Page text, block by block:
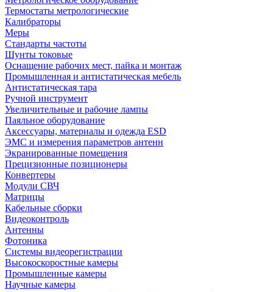
Термостаты метрологические
Калибраторы
Меры
Стандарты частоты
Шунты токовые
Оснащение рабочих мест, пайка и монтаж
Промышленная и антистатическая мебель
Антистатическая тара
Ручной инструмент
Увеличительные и рабочие лампы
Паяльное оборудование
Аксессуары, материалы и одежда ESD
ЭМС и измерения параметров антенн
Экранированные помещения
Прецизионные позиционеры
Конвертеры
Модули СВЧ
Матрицы
Кабельные сборки
Видеоконтроль
Антенны
Фотоника
Cистемы видеорегистрации
Высокоскоростные камеры
Промышленные камеры
Научные камеры